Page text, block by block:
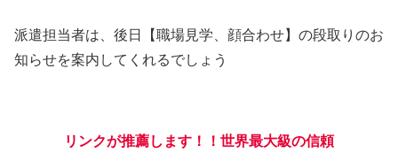
派遣担当者は、後日【職場見学、顔合わせ】の段取りのお
知らせを案内してくれるでしょう
リンクが推薦します！！世界最大級の信頼